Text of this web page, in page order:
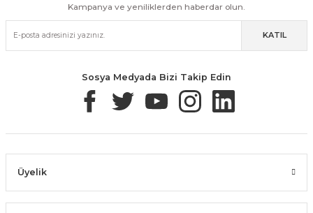
Güvenli Paketleme Taksit / Havale İle Alışveriş Kolay İade & Değişim
Kampanya ve yeniliklerden haberdar olun.
KATIL
Sosya Medyada Bizi Takip Edin
Üyelik